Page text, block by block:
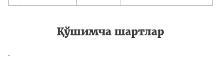
Қўшимча шартлар
-